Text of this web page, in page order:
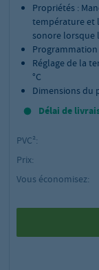
Propriétés :
température et
sonore lorsque
Programmation
Réglage de la
°C
Dimensions du
Délai de
PVC²:
Prix:
Vous économisez: